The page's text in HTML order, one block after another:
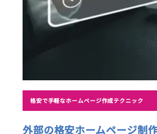
格安で手軽なホームページ作成テクニック
外部の格安ホームページ制